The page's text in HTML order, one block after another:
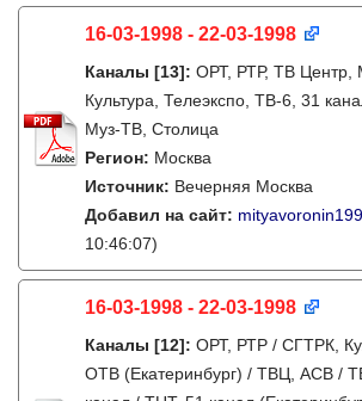
16-03-1998 - 22-03-1998
Каналы [13]: ОРТ, РТР, ТВ Центр,
Культура, Телеэкспо, ТВ-6, 31
Муз-ТВ, Столица
Регион: Москва
Источник: Вечерняя Москва
Добавил на сайт:
10:46:07)
16-03-1998 - 22-03-1998
Каналы [12]: ОРТ, РТР / СГТРК,
ОТВ (Екатеринбург) / ТВЦ, АСВ /